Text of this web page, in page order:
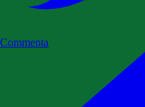
Commenta